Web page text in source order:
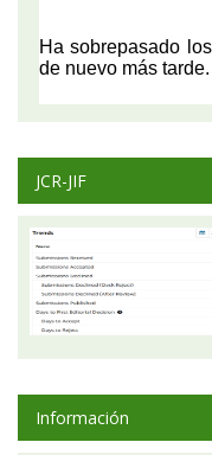
JCR-JIF
Información